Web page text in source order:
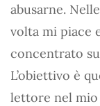
abusarne.
volta mi piace
concentrato
L’obiettivo è
lettore nel